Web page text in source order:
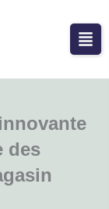
des